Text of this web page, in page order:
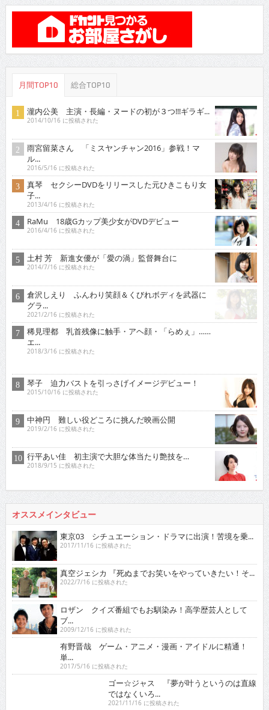
月間TOP10 総合TOP10
瀧内公美 主演・長編・ヌードの初が３つ!!!ギラギ...
2014/10/16 に投稿された
雨宮留菜さん 「ミスヤンチャン2016」参戦！マ
ル...
2016/5/16 に投稿された
真琴 セクシーDVDをリリースした元ひきこもり女
子...
2013/4/16 に投稿された
RaMu 18歳Gカップ美少女がDVDデビュー
2016/4/16 に投稿された
土村 芳 新進女優が「愛の渦」監督舞台に
2014/7/16 に投稿された
倉沢しえり ふんわり笑顔＆くびれボディを武器に
グラ...
2021/2/16 に投稿された
稀見理都 乳首残像に触手・アヘ顔・「らめぇ」……
エ...
2018/3/16 に投稿された
2015/10/16 に投稿された
2019/2/16 に投稿された
2018/9/15 に投稿された
オススメインタビュー
東京03 シチュエーション・ドラマに出演！苦境を乗...
2022/7/16 に投稿された
ブ...
2009/12/16 に投稿された
有野晋哉 ゲーム・アニメ・漫画・アイドルに精通！
単...
2017/5/16 に投稿された
ゴー☆ジャス 『夢が叶うというのは直線ではなくい
2021/11/16 に投稿された